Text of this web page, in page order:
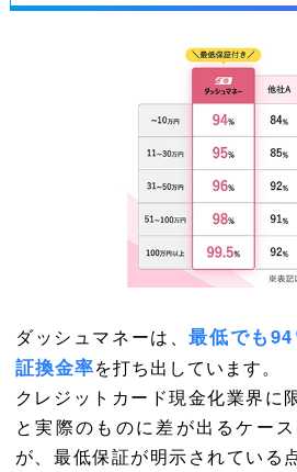
ダッシュマネーは、最低でも
証換金率を打ち出しています。
クレジットカード現金化業界に
と実際のものに差が出るケー
が、最低保証が明示されている